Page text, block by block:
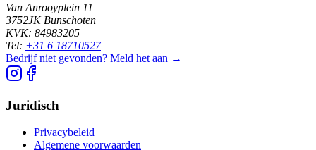
Van Anrooyplein 11
3752JK Bunschoten
KVK: 84983205
Tel: +31 6 18710527
Bedrijf niet gevonden? Meld het aan →
Juridisch
Privacybeleid
Algemene voorwaarden